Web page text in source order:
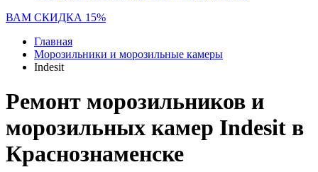
ВАМ СКИДКА 15%
Главная
Морозильники и морозильные камеры
Indesit
Ремонт морозильников и
морозильных камер Indesit в
Краснознаменске